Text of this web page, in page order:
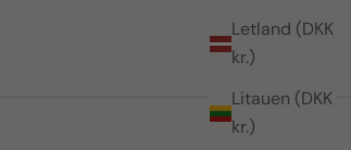
Letland (DKK
kr.)
Litauen (DKK
kr.)